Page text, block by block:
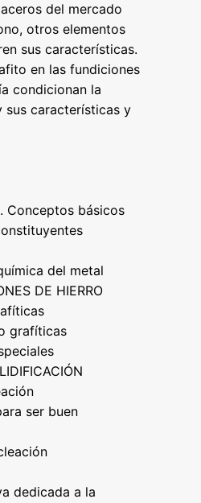
del mercado
otros elementos
sus características.
en las fundiciones
condicionan la
sus características y
Conceptos básicos
del metal
DE HIERRO
grafíticas
ser buen
dedicada a la